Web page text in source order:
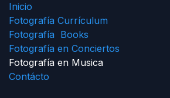
Inicio
Fotografía Currículum
Fotografía Books
Fotografía en Conciertos
Fotografía en Musica
Contácto